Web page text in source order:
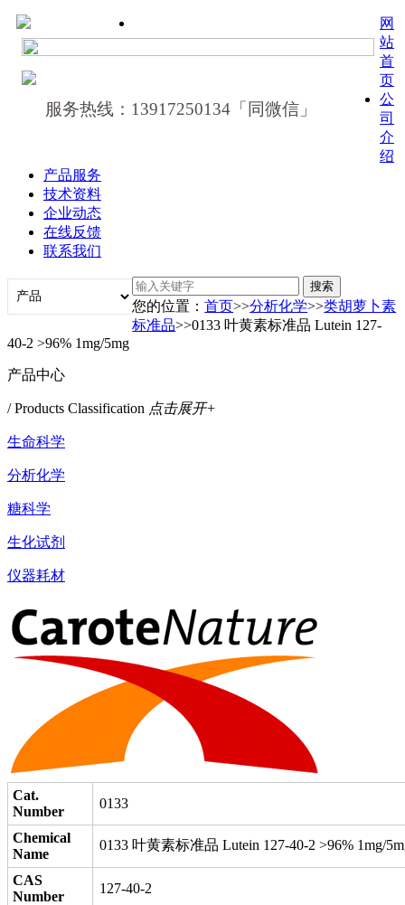
服务热线：13917250134「同微信」
网
站
首
页
公
司
介
绍
产品服务
技术资料
企业动态
在线反馈
联系我们
您的位置：首页>>分析化学>>类胡萝卜素
标准品>>0133 叶黄素标准品 Lutein 127-
40-2 >96% 1mg/5mg
产品中心
/ Products Classification 点击展开+
生命科学
分析化学
糖科学
生化试剂
仪器耗材
Cat.
Number
0133
Chemical
Name
0133 叶黄素标准品 Lutein 127-40-2 >96% 1mg/
CAS
Number
127-40-2